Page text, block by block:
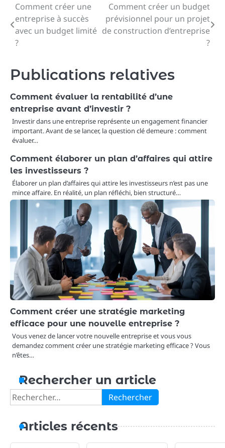
Navigation
de
l’article
Comment créer une
entreprise à succès
avec un budget limité
?
Comment créer un budget
prévisionnel pour un projet
de construction d’entreprise
?
Publications relatives
Comment évaluer la rentabilité d’une
entreprise avant d’investir ?
Investir dans une entreprise représente un engagement financier
important. Avant de se lancer, la question clé demeure : comment
évaluer…
Comment élaborer un plan d’affaires qui attire
les investisseurs ?
Élaborer un plan d’affaires qui attire les investisseurs n’est pas une
mince affaire. En réalité, un plan réfléchi, bien structuré…
Comment créer une stratégie marketing
efficace pour une nouvelle entreprise ?
Vous venez de lancer votre nouvelle entreprise et vous vous
demandez comment créer une stratégie marketing efficace ? Vous
n’êtes…
Rechercher un article
Rechercher :
Articles récents